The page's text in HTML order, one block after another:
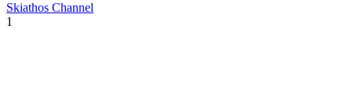
Skiathos Channel
1